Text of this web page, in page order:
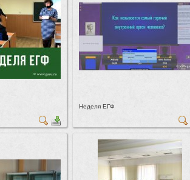
Неделя ЕГФ